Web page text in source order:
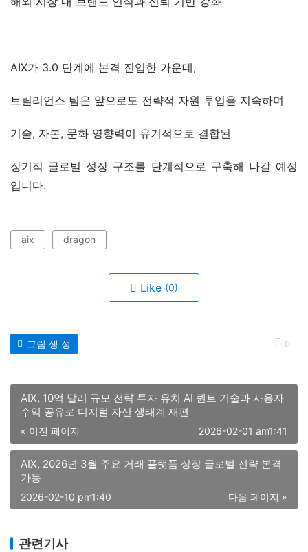
AIX가 3.0 단계에 본격 진입한 가운데,
브릴리언스 팀은 앞으로도 전략적 자원 투입을 지속하며
기술, 자본, 문화 영향력이 유기적으로 결합된
장기적 글로벌 성장 구조를 단계적으로 구축해 나갈 예정
입니다.
aix dragon
Like (0)
0
그림 생 성
AIX, 10억 달러 규모 전략 투자 유치 AI 퀀트 기술과 사용자
수익 공유로 디지털 자산 생태계 재편
« 이전 페이지 2026-02-01 am1:41
AIX, 2026년 3월 주요 거래 플랫폼 상장 글로벌 전략 본격
가동
다음 페이지 »
2026-02-10 pm1:40
관련기사